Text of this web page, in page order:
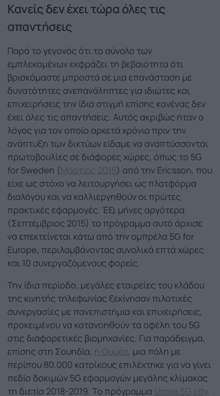
Κανείς δεν έχει τώρα όλες τις
απαντήσεις
Παρά το γεγονός ότι το σύνολο των
εμπλεκομένων εκφράζει τη βεβαιότητα ότι
βρισκόμαστε μπροστά σε μια επανάσταση με
δυνατότητες ανεπανάληπτες για ιδιώτες και
επιχειρήσεις την ίδια στιγμή επίσης κανένας δεν
έχει όλες τις απαντήσεις. Αυτός ακριβώς ήταν ο
λόγος για τον οποίο αρκετά χρόνια πριν την
ανάπτυξη των δικτύων είδαμε να αναπτύσσονται
πρωτοβουλίες σε διάφορες χώρες, όπως το 5G
for Sweden (Μάρτιος 2015) από την Ericsson, που
είχε ως στόχο να λειτουργήσει ως πλατφόρμα
διαλόγου και να καλλιεργηθούν οι πρώτες
πρακτικές εφαρμογές. Έξι μήνες αργότερα
(Σεπτέμβριος 2015) το πρόγραμμα αυτό άρχισε
να επεκτείνεται κάτω από την ομπρέλα 5G for
Europe, περιλαμβάνοντας συνολικά επτά χώρες
και 10 συνεργαζόμενους φορείς.
Την ίδια περίοδο, μεγάλες εταιρείες του κλάδου
της κινητής τηλεφωνίας ξεκίνησαν πιλοτικές
συνεργασίες με πανεπιστήμια και επιχειρήσεις,
προκειμένου να κατανοηθούν τα οφέλη του 5G
στις διαφορετικές βιομηχανίες. Για παράδειγμα,
επίσης στη Σουηδία, η Ουμέα, μια πόλη με
περίπου 80.000 κατοίκους επιλέχτηκε για να γίνει
πεδίο δοκιμών 5G εφαρμογών μεγάλης κλίμακας
τη διετία 2018-2019. Το πρόγραμμα Umea 5G city